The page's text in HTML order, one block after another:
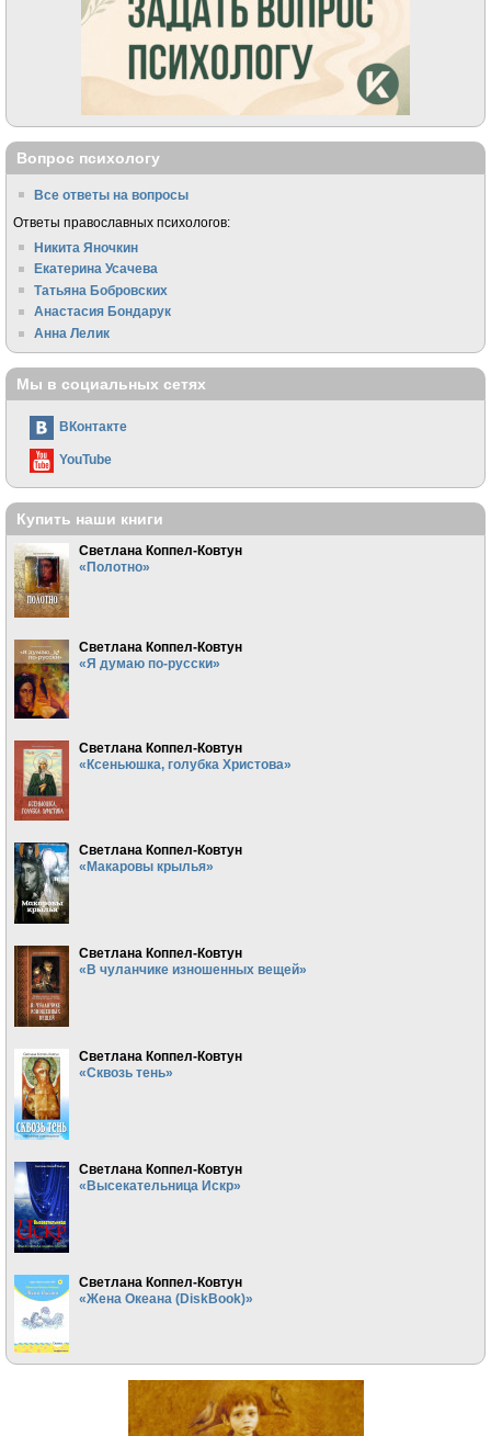
Вопрос психологу
Все ответы на вопросы
Ответы православных психологов:
Никита Яночкин
Екатерина Усачева
Татьяна Бобровских
Анастасия Бондарук
Анна Лелик
Мы в социальных сетях
ВКонтакте
YouTube
Купить наши книги
Светлана Коппел-Ковтун
«Полотно»
Светлана Коппел-Ковтун
«Я думаю по-русски»
Светлана Коппел-Ковтун
«Ксеньюшка, голубка Христова»
Светлана Коппел-Ковтун
«Макаровы крылья»
Светлана Коппел-Ковтун
«В чуланчике изношенных вещей»
Светлана Коппел-Ковтун
«Сквозь тень»
Светлана Коппел-Ковтун
«Высекательница Искр»
Светлана Коппел-Ковтун
«Жена Океана (DiskBook)»